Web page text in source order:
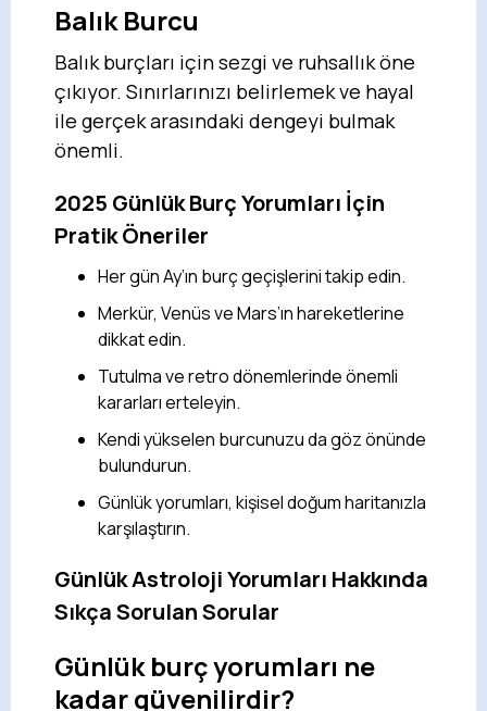
Balık Burcu
Balık burçları için sezgi ve ruhsallık öne
çıkıyor. Sınırlarınızı belirlemek ve hayal
ile gerçek arasındaki dengeyi bulmak
önemli.
2025 Günlük Burç Yorumları İçin
Pratik Öneriler
Her gün Ay’ın burç geçişlerini takip edin.
Merkür, Venüs ve Mars’ın hareketlerine
dikkat edin.
Tutulma ve retro dönemlerinde önemli
kararları erteleyin.
Kendi yükselen burcunuzu da göz önünde
bulundurun.
Günlük yorumları, kişisel doğum haritanızla
karşılaştırın.
Günlük Astroloji Yorumları Hakkında
Sıkça Sorulan Sorular
Günlük burç yorumları ne
kadar güvenilirdir?